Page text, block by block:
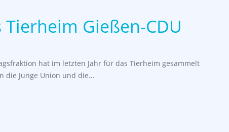
Gießen-CDU
hat im letzten Jahr für das Tierheim gesammelt
die Junge Union und die…